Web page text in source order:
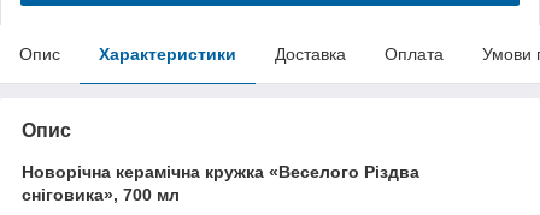
Опис Характеристики Доставка Оплата Умови
Опис
Новорічна керамічна кружка «Веселого Різдва
сніговика», 700 мл